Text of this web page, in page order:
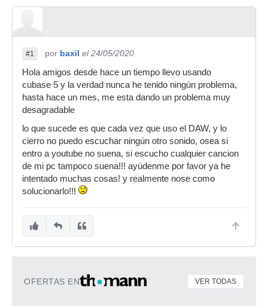
#1 por baxil el 24/05/2020
Hola amigos desde hace un tiempo llevo usando
cubase 5 y la verdad nunca he tenido ningún problema,
hasta hace un mes, me esta dando un problema muy
desagradable
lo que sucede es que cada vez que uso el DAW, y lo
cierro no puedo escuchar ningún otro sonido, osea si
entro a youtube no suena, si escucho cualquier cancion
de mi pc tampoco suena!!! ayúdenme por favor ya he
intentado muchas cosas! y realmente nose como
solucionarlo!!!
OFERTAS EN VER TODAS